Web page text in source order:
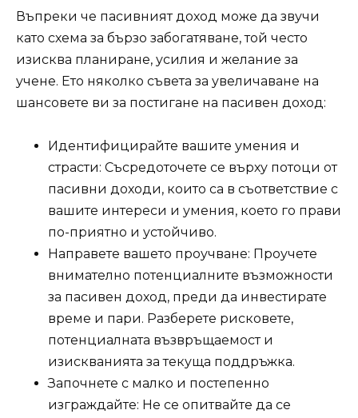
Въпреки че пасивният доход може да звучи
като схема за бързо забогатяване, той често
изисква планиране, усилия и желание за
учене. Ето няколко съвета за увеличаване на
шансовете ви за постигане на пасивен доход:
Идентифицирайте вашите умения и
страсти: Съсредоточете се върху потоци от
пасивни доходи, които са в съответствие с
вашите интереси и умения, което го прави
по-приятно и устойчиво.
Направете вашето проучване: Проучете
внимателно потенциалните възможности
за пасивен доход, преди да инвестирате
време и пари. Разберете рисковете,
потенциалната възвръщаемост и
изискванията за текуща поддръжка.
Започнете с малко и постепенно
изграждайте: Не се опитвайте да се